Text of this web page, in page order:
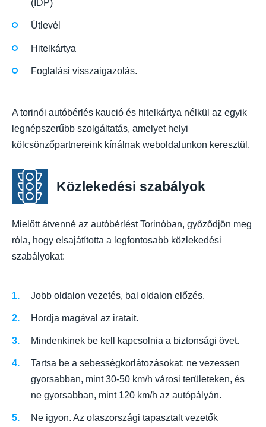
(IDP)
Útlevél
Hitelkártya
Foglalási visszaigazolás.
A torinói autóbérlés kaució és hitelkártya nélkül az egyik
legnépszerűbb szolgáltatás, amelyet helyi
kölcsönzőpartnereink kínálnak weboldalunkon keresztül.
Közlekedési szabályok
Mielőtt átvenné az autóbérlést Torinóban, győződjön meg
róla, hogy elsajátította a legfontosabb közlekedési
szabályokat:
Jobb oldalon vezetés, bal oldalon előzés.
Hordja magával az iratait.
Mindenkinek be kell kapcsolnia a biztonsági övet.
Tartsa be a sebességkorlátozásokat: ne vezessen
gyorsabban, mint 30-50 km/h városi területeken, és
ne gyorsabban, mint 120 km/h az autópályán.
Ne igyon. Az olaszországi tapasztalt vezetők